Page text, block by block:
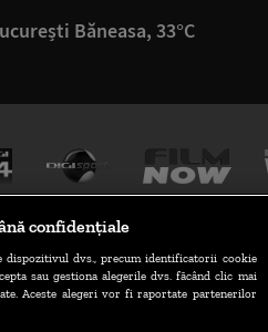
Băneasa, 33°C
TERMENI
confidențiale
dispozitivul dvs., precum identificatorii cookie
sau gestiona alegerile dvs. făcând clic mai
Aceste alegeri vor fi raportate partenerilor